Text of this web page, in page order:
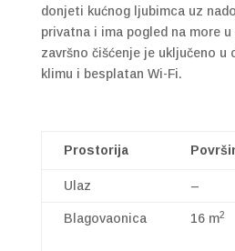
donjeti kućnog ljubimca uz
privatna i ima pogled na more
završno čišćenje je uključeno u
klimu i besplatan Wi-Fi.
Prostorija
Ulaz –
Blagovaonica 16 m2